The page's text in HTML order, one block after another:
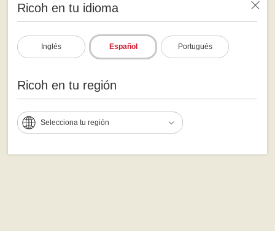
Ricoh en tu idioma
Inglés Español Portugués
Ricoh en tu región
Selecciona tu región